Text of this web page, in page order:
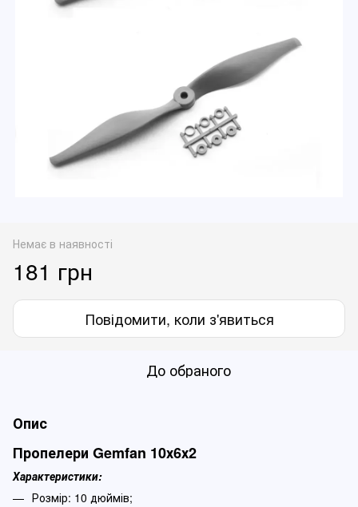
Немає в наявності
181 грн
Повідомити, коли з'явиться
До обраного
Опис
Пропелери Gemfan 10х6х2
Характеристики:
Розмір: 10 дюймів;